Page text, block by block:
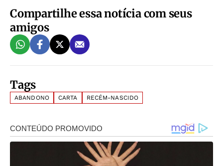
Compartilhe essa notícia com seus
amigos
Tags
ABANDONO CARTA RECÉM-NASCIDO